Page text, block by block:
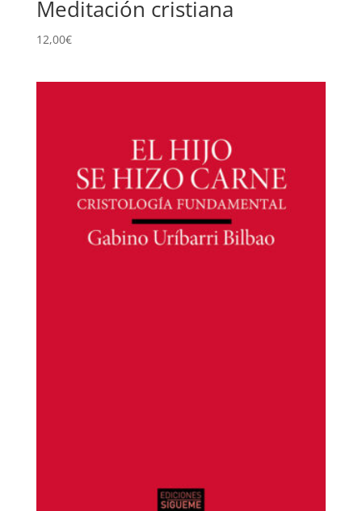
Meditación cristiana
12,00€